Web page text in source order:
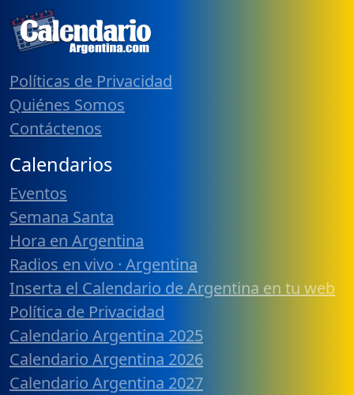
Políticas de Privacidad
Quiénes Somos
Contáctenos
Calendarios
Eventos
Semana Santa
Hora en Argentina
Radios en vivo · Argentina
Inserta el Calendario de Argentina en tu web
Política de Privacidad
Calendario Argentina 2025
Calendario Argentina 2026
Calendario Argentina 2027